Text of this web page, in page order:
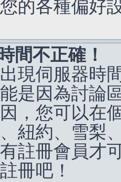
的各種偏好
間不正確！
現伺服器時
是因為討論
，您可以在
紐約、雪梨
註冊會員才
冊吧！